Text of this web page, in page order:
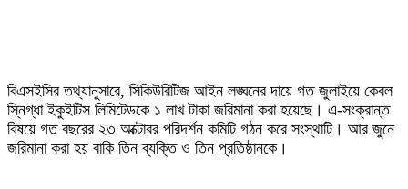
বিএসইসির তথ্যানুসারে, সিকিউরিটিজ আইন লঙ্ঘনের দায়ে গত জুলাইয়ে কেবল
স্নিগ্ধা ইকুইটিস লিমিটেডকে ১ লাখ টাকা জরিমানা করা হয়েছে। এ-সংক্রান্ত
বিষয়ে গত বছরের ২৩ অক্টোবর পরিদর্শন কমিটি গঠন করে সংস্থাটি। আর জুনে
জরিমানা করা হয় বাকি তিন ব্যক্তি ও তিন প্রতিষ্ঠানকে।